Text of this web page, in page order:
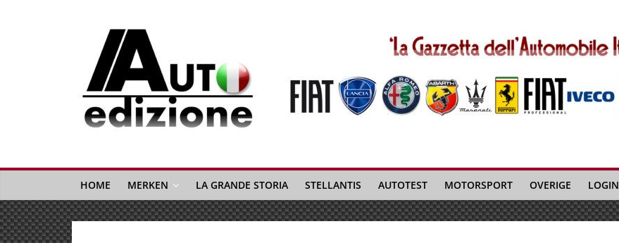
Auto
Edizione
La
Gazetta
dell'Automobile
Italiana
|
HOME MERKEN LA GRANDE STORIA STELLANTIS AUTOTEST MOTORSPORT OVERIGE LOGIN